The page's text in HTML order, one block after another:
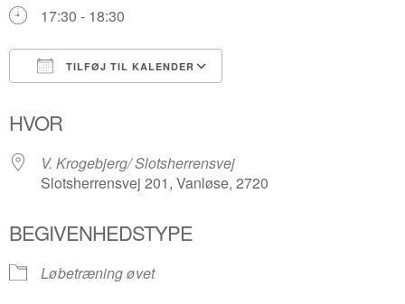
17:30 - 18:30
TILFØJ TIL KALENDER
HVOR
V. Krogebjerg/ Slotsherrensvej
Slotsherrensvej 201, Vanløse, 2720
BEGIVENHEDSTYPE
Løbetræning øvet